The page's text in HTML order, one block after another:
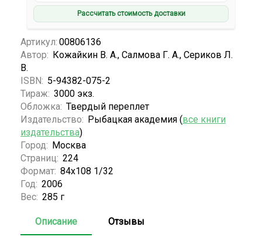
Рассчитать стоимость доставки
Артикул: 00806136
Автор: Кожайкин В. А., Салмова Г. А., Сериков Л.
В.
ISBN: 5-94382-075-2
Тираж: 3000 экз.
Обложка: Твердый переплет
Издательство: Рыбацкая академия (все книги
издательства)
Город: Москва
Страниц: 224
Формат: 84х108 1/32
Год: 2006
Вес: 285 г
Описание Отзывы